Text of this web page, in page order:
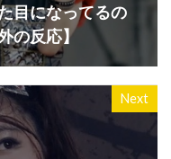
目になってるの
の反応】
Next